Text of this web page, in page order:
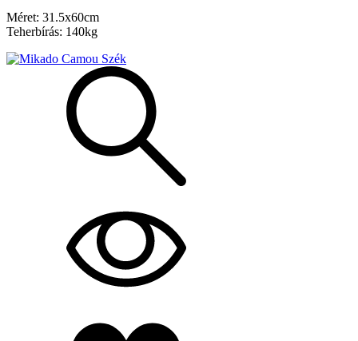
Méret: 31.5x60cm
Teherbírás: 140kg